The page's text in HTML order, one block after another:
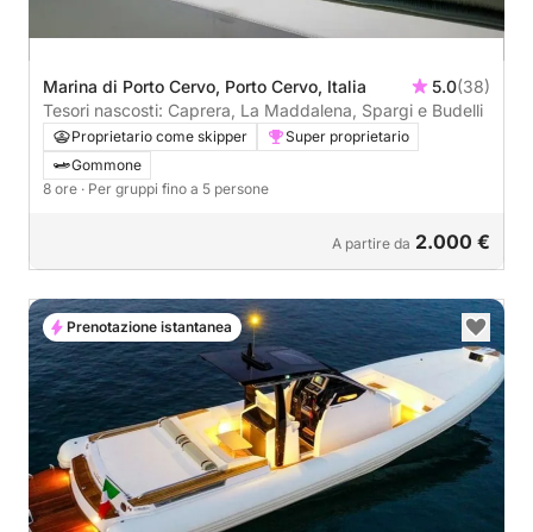
Marina di Porto Cervo, Porto Cervo, Italia 5.0(38)
Tesori nascosti: Caprera, La Maddalena, Spargi e Budelli
Proprietario come skipper
Super proprietario
Gommone
8 ore · Per gruppi fino a 5 persone
A partire da 2.000 €
Prenotazione istantanea